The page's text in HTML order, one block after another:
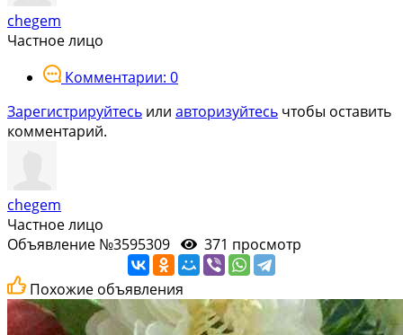
chegem
Частное лицо
Комментарии: 0
Зарегистрируйтесь или авторизуйтесь чтобы оставить
комментарий.
chegem
Частное лицо
Объявление №3595309
371 просмотр
Похожие объявления